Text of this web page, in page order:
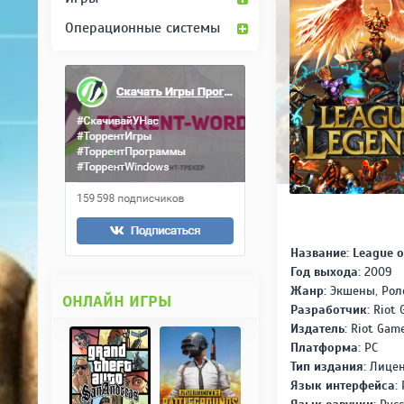
Название: League
Год выхода:2009
Жанр:Экшены,
Разработчик:Riot
Издатель:Riot
Платформа:PC
Тип издания:
Язык интерфейса:
Операционные системы
ОНЛАЙН ИГРЫ